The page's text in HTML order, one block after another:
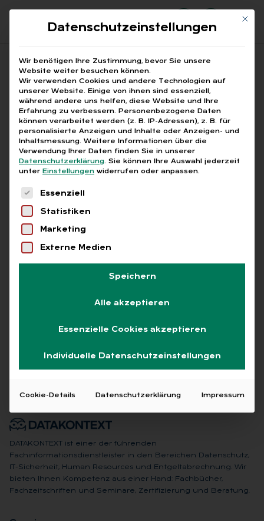
Suchfeld
Suchen
Breadcrumb-Navigation
STARTSEITE CLOUD DOKUMENTENGENERIERUNG
Alle Bei­trä­ge mit dem
Schlag­wort „Cloud Do­
ku­men­ten­ge­ne­rie­rung“
Alle Free Abo L+G +
Keine Beiträge gefunden
DATAKONTEXT ist einer der führenden
Fachinformationsdienstleister in den Bereichen Datenschutz,
IT-Sicherheit, Human Resources und Entgeltabrechnung. Wir
bieten Ihnen Kompetenz aus einer Hand: Fachbücher,
Fachzeitschriften und Seminare, Zertifizierung und Beratung.
Mit
Datenschutzeinstellungen
Wir benötigen Ihre Zustimmung, bevor Sie unsere
Website weiter besuchen können.
Wir verwenden Cookies und andere Technologien auf
unserer Website. Einige von ihnen sind essenziell,
während andere uns helfen, diese Website und Ihre
Erfahrung zu verbessern. Personenbezogene Daten
können verarbeitet werden (z. B. IP-Adressen), z. B. für
personalisierte Anzeigen und Inhalte oder Anzeigen- und
Inhaltsmessung. Weitere Informationen über die
Verwendung Ihrer Daten finden Sie in unserer
Datenschutzerklärung. Sie können Ihre Auswahl jederzeit
unter Einstellungen widerrufen oder anpassen.
Es folgt eine Liste der Service-Gruppen, für
Essenziell
Statistiken
Marketing
Externe Medien
Speichern
Alle akzeptieren
Essenzielle Cookies akzeptieren
Individuelle Datenschutzeinstellungen
Cookie-Details Datenschutzerklärung Impressum